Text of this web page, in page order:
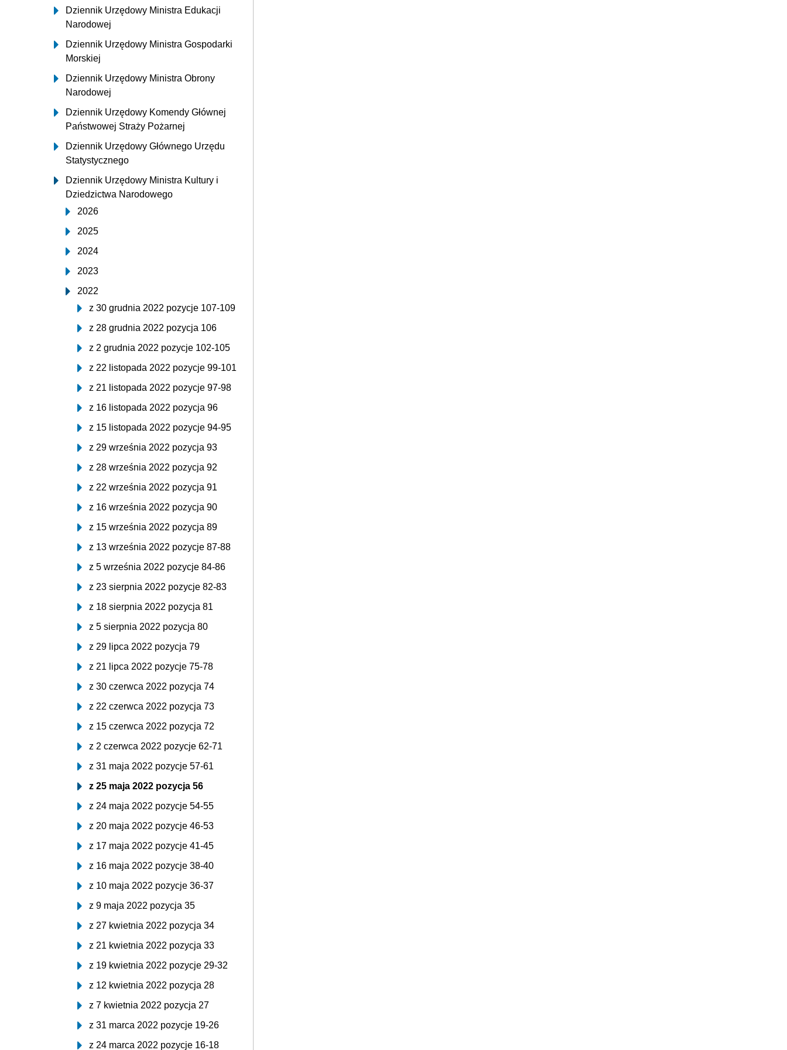
Dziennik Urzędowy Ministra Edukacji
Narodowej
Dziennik Urzędowy Ministra Gospodarki
Morskiej
Dziennik Urzędowy Ministra Obrony
Narodowej
Dziennik Urzędowy Komendy Głównej
Państwowej Straży Pożarnej
Dziennik Urzędowy Głównego Urzędu
Statystycznego
Dziennik Urzędowy Ministra Kultury i
Dziedzictwa Narodowego
2026
2025
2024
2023
2022
z 30 grudnia 2022 pozycje 107-109
z 28 grudnia 2022 pozycja 106
z 2 grudnia 2022 pozycje 102-105
z 22 listopada 2022 pozycje 99-101
z 21 listopada 2022 pozycje 97-98
z 16 listopada 2022 pozycja 96
z 15 listopada 2022 pozycje 94-95
z 29 września 2022 pozycja 93
z 28 września 2022 pozycja 92
z 22 września 2022 pozycja 91
z 16 września 2022 pozycja 90
z 15 września 2022 pozycja 89
z 13 września 2022 pozycje 87-88
z 5 września 2022 pozycje 84-86
z 23 sierpnia 2022 pozycje 82-83
z 18 sierpnia 2022 pozycja 81
z 5 sierpnia 2022 pozycja 80
z 29 lipca 2022 pozycja 79
z 21 lipca 2022 pozycje 75-78
z 30 czerwca 2022 pozycja 74
z 22 czerwca 2022 pozycja 73
z 15 czerwca 2022 pozycja 72
z 2 czerwca 2022 pozycje 62-71
z 31 maja 2022 pozycje 57-61
z 25 maja 2022 pozycja 56
z 24 maja 2022 pozycje 54-55
z 20 maja 2022 pozycje 46-53
z 17 maja 2022 pozycje 41-45
z 16 maja 2022 pozycje 38-40
z 10 maja 2022 pozycje 36-37
z 9 maja 2022 pozycja 35
z 27 kwietnia 2022 pozycja 34
z 21 kwietnia 2022 pozycja 33
z 19 kwietnia 2022 pozycje 29-32
z 12 kwietnia 2022 pozycja 28
z 7 kwietnia 2022 pozycja 27
z 31 marca 2022 pozycje 19-26
z 24 marca 2022 pozycje 16-18